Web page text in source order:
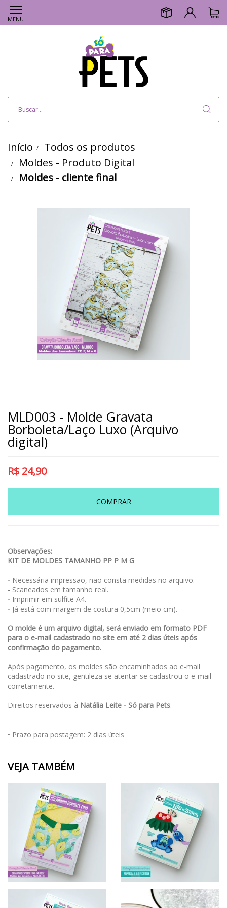
MENU
Início
Todos os produtos
Moldes - Produto Digital
Moldes - cliente final
MLD003 - Molde Gravata
Borboleta/Laço Luxo (Arquivo
digital)
R$ 24,90
COMPRAR
Observações:
KIT DE MOLDES TAMANHO PP P M G
- Necessária impressão, não consta medidas no arquivo.
- Scaneados em tamanho real.
- Imprimir em sulfite A4.
- Já está com margem de costura 0,5cm (meio cm).
O molde é um arquivo digital, será enviado em formato PDF
para o e-mail cadastrado no site em até 2 dias úteis após
confirmação do pagamento.
Após pagamento, os moldes são encaminhados ao e-mail
cadastrado no site, gentileza se atentar se cadastrou o e-mail
corretamente.
Direitos reservados à Natália Leite - Só para Pets.
• Prazo para postagem: 2 dias úteis
VEJA TAMBÉM